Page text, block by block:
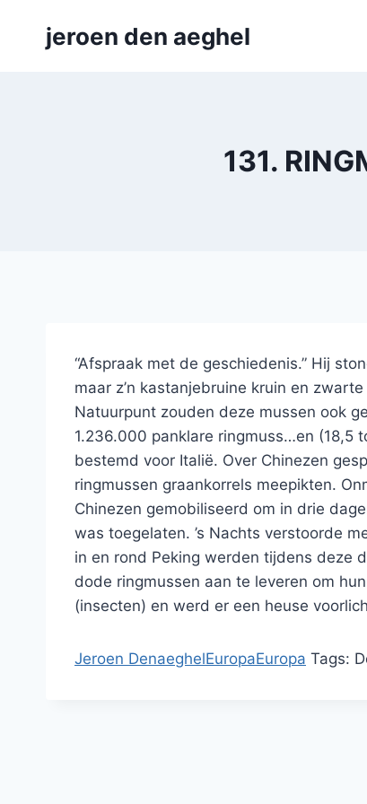
jeroen den aeghel
131.
“Afspraak met de geschiedenis.” Hij
maar z’n kastanjebruine kruin en
Natuurpunt zouden deze mussen ook
1.236.000 panklare ringmuss…en (18,5
bestemd voor Italië. Over Chinezen
ringmussen graankorrels meepikten.
Chinezen gemobiliseerd om in drie
was toegelaten. ’s Nachts verstoorde
in en rond Peking werden tijdens deze
dode ringmussen aan te leveren om
(insecten) en werd er een heuse
Jeroen DenaeghelEuropaEuropa Tags: